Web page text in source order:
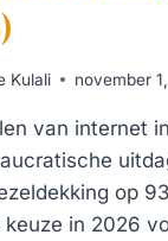
Kulali november
van internet
op
keuze in 2026